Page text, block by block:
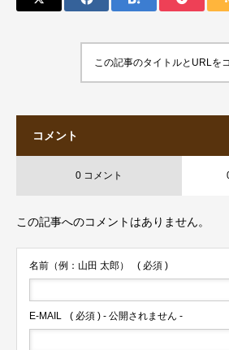
この記事のタイトルとURLを
コメント
0 コメント
この記事へのコメントはありません。
名前（例：山田 太郎） ( 必須 )
E-MAIL ( 必須 ) - 公開されません -